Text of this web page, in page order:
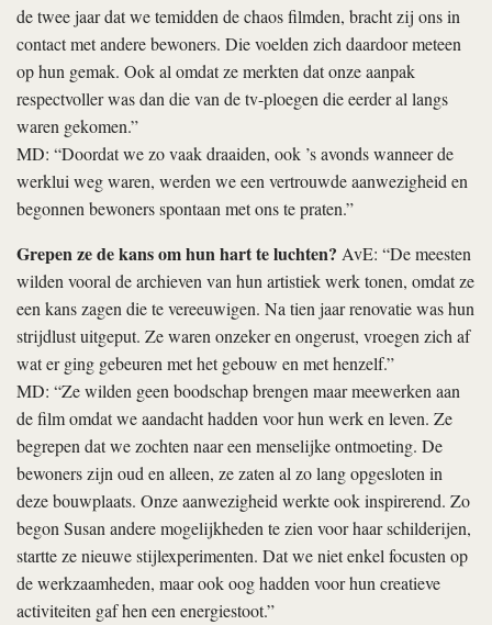
de twee jaar dat we temidden de chaos filmden, bracht zij ons in
contact met andere bewoners. Die voelden zich daardoor meteen
op hun gemak. Ook al omdat ze merkten dat onze aanpak
respectvoller was dan die van de tv-ploegen die eerder al langs
waren gekomen.”
MD: “Doordat we zo vaak draaiden, ook ’s avonds wanneer de
werklui weg waren, werden we een vertrouwde aanwezigheid en
begonnen bewoners spontaan met ons te praten.”
Grepen ze de kans om hun hart te luchten? AvE: “De meesten
wilden vooral de archieven van hun artistiek werk tonen, omdat ze
een kans zagen die te vereeuwigen. Na tien jaar renovatie was hun
strijdlust uitgeput. Ze waren onzeker en ongerust, vroegen zich af
wat er ging gebeuren met het gebouw en met henzelf.”
MD: “Ze wilden geen boodschap brengen maar meewerken aan
de film omdat we aandacht hadden voor hun werk en leven. Ze
begrepen dat we zochten naar een menselijke ontmoeting. De
bewoners zijn oud en alleen, ze zaten al zo lang opgesloten in
deze bouwplaats. Onze aanwezigheid werkte ook inspirerend. Zo
begon Susan andere mogelijkheden te zien voor haar schilderijen,
startte ze nieuwe stijlexperimenten. Dat we niet enkel focusten op
de werkzaamheden, maar ook oog hadden voor hun creatieve
activiteiten gaf hen een energiestoot.”